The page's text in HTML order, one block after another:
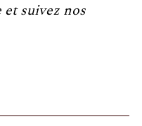
suivez nos